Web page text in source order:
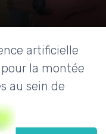
artificielle
la montée
au sein de